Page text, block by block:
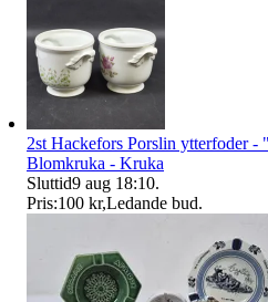
2st Hackefors Porslin ytterfoder
Blomkruka - Kruka
Sluttid9 aug 18:10.
Pris:100 kr,Ledande bud.